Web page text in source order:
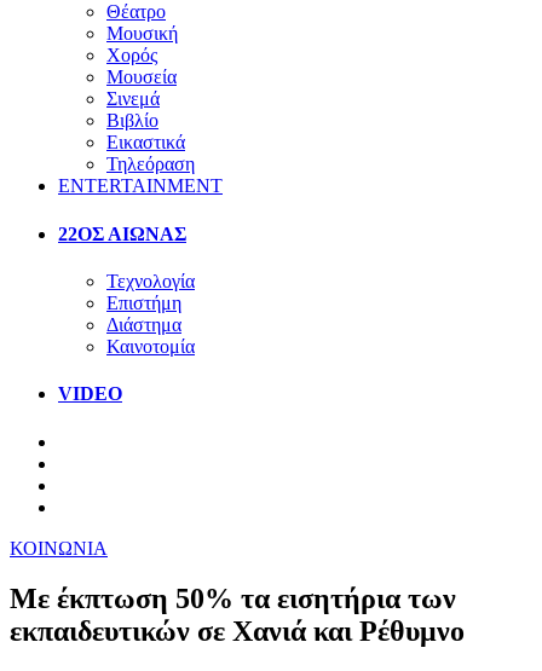
Θέατρο
Μουσική
Χορός
Μουσεία
Σινεμά
Βιβλίο
Εικαστικά
Τηλεόραση
ENTERTAINMENT
22ΟΣ ΑΙΩΝΑΣ
Τεχνολογία
Επιστήμη
Διάστημα
Καινοτομία
VIDEO
ΚΟΙΝΩΝΙΑ
Με έκπτωση 50% τα εισητήρια των
εκπαιδευτικών σε Χανιά και Ρέθυμνο